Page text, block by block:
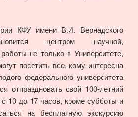
КФУ имени В.И. Вернадского
центром научной,
не только в Университете,
посетить все, кому интересна
федерального университета
отпраздновать свой 100-летний
10 до 17 часов, кроме субботы и
на бесплатную экскурсию